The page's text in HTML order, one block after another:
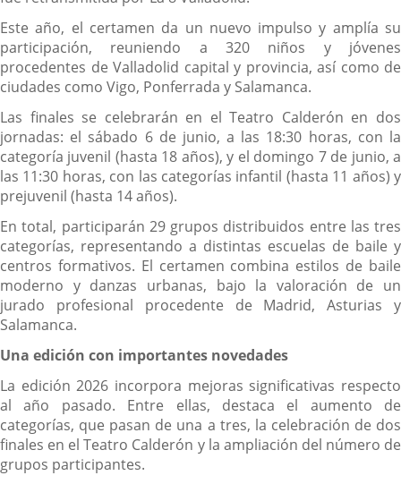
Este año, el certamen da un nuevo impulso y amplía su
participación, reuniendo a 320 niños y jóvenes
procedentes de Valladolid capital y provincia, así como de
ciudades como Vigo, Ponferrada y Salamanca.
Las finales se celebrarán en el Teatro Calderón en dos
jornadas: el sábado 6 de junio, a las 18:30 horas, con la
categoría juvenil (hasta 18 años), y el domingo 7 de junio, a
las 11:30 horas, con las categorías infantil (hasta 11 años) y
prejuvenil (hasta 14 años).
En total, participarán 29 grupos distribuidos entre las tres
categorías, representando a distintas escuelas de baile y
centros formativos. El certamen combina estilos de baile
moderno y danzas urbanas, bajo la valoración de un
jurado profesional procedente de Madrid, Asturias y
Salamanca.
Una edición con importantes novedades
La edición 2026 incorpora mejoras significativas respecto
al año pasado. Entre ellas, destaca el aumento de
categorías, que pasan de una a tres, la celebración de dos
finales en el Teatro Calderón y la ampliación del número de
grupos participantes.